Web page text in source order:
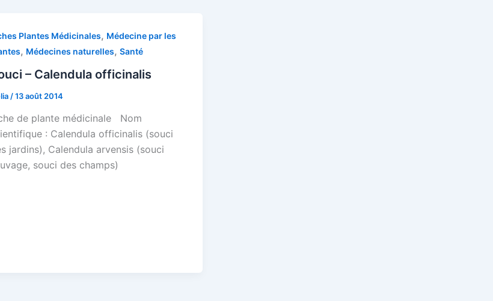
Plantes Médicinales, Médecine par les
, Médecines naturelles, Santé
– Calendula officinalis
/13 août 2014
de plante médicinale Nom
: Calendula officinalis (souci
jardins), Calendula arvensis (souci
souci des champs)